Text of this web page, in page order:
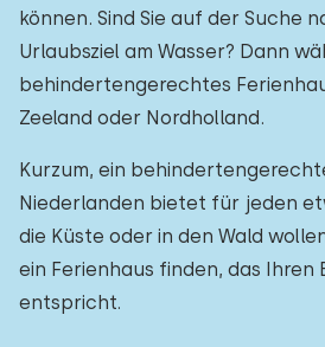
können. Sind Sie auf der Suche
Urlaubsziel am Wasser? Dann
behindertengerechtes
Zeeland oder Nordholland.
Kurzum, ein
Niederlanden bietet für jeden
die Küste oder in den Wald
ein Ferienhaus finden, das Ihren
entspricht.